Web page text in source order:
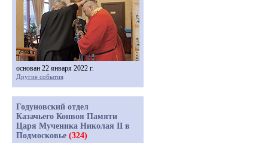
основан 22 января 2022 г.
Другие события
Годуновский отдел
Казачьего Конвоя Памяти
Царя Мученика Николая II в
Подмосковье (324)